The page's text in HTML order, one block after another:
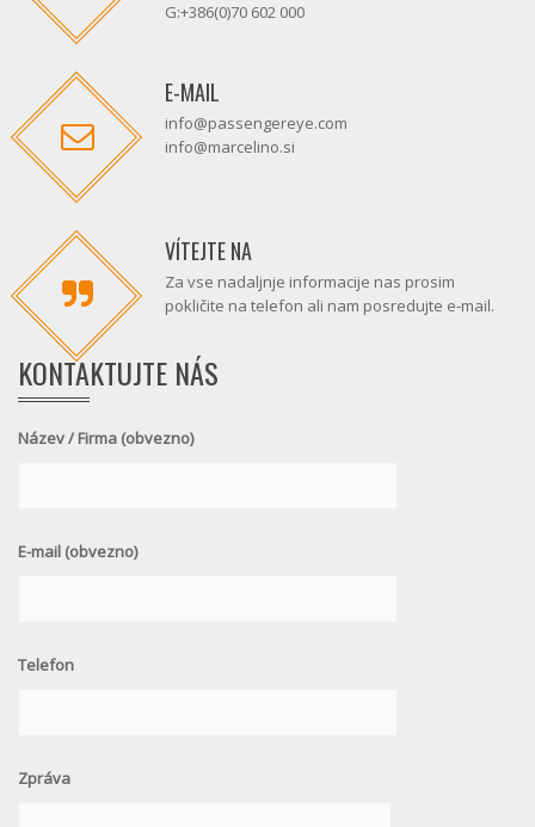
G:+386(0)70 602 000
E-MAIL
info@passengereye.com
info@marcelino.si
VÍTEJTE NA
Za vse nadaljnje informacije nas prosim
pokličite na telefon ali nam posredujte e-mail.
KONTAKTUJTE NÁS
Název / Firma (obvezno)
E-mail (obvezno)
Telefon
Zpráva